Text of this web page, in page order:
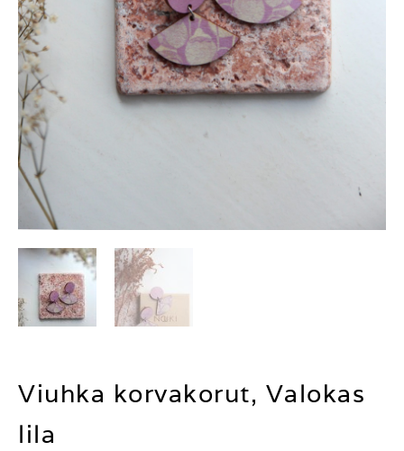
Viuhka korvakorut, Valokas
lila